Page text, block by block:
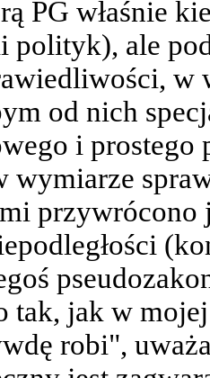
PG właśnie
polityk), ale
w
od nich
i
wymiarze
tak, jak w
robi",